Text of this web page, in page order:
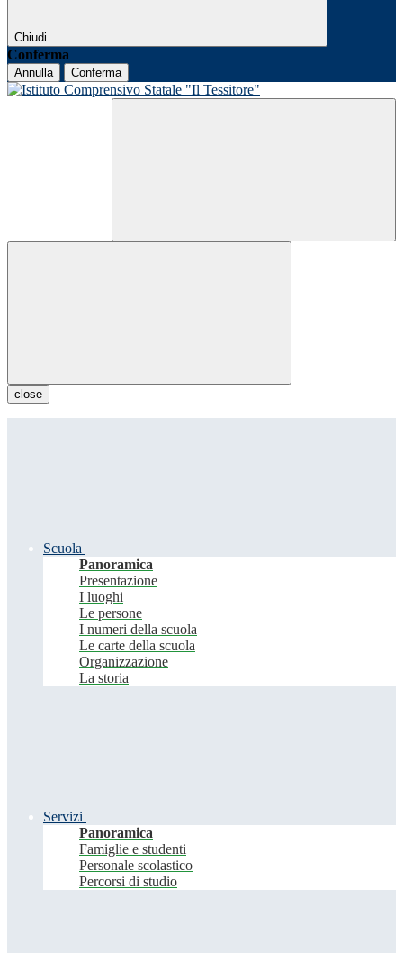
Chiudi
Conferma
Annulla Conferma
close
Scuola
Panoramica
Presentazione
I luoghi
Le persone
I numeri della scuola
Le carte della scuola
Organizzazione
La storia
Servizi
Panoramica
Famiglie e studenti
Personale scolastico
Percorsi di studio